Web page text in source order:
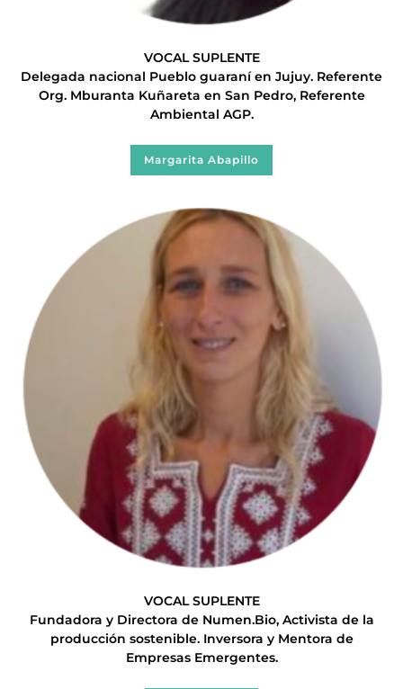
VOCAL SUPLENTE
Delegada nacional Pueblo guaraní en Jujuy. Referente
Org. Mburanta Kuñareta en San Pedro, Referente
Ambiental AGP.
Margarita Abapillo
VOCAL SUPLENTE
Fundadora y Directora de Numen.Bio, Activista de la
producción sostenible. Inversora y Mentora de
Empresas Emergentes.